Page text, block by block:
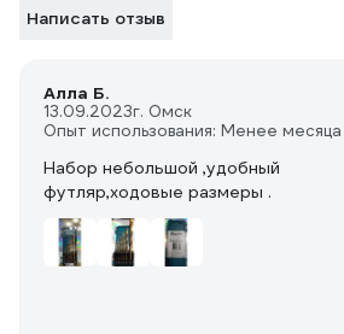
Написать отзыв
Алла Б.
13.09.2023г. Омск
Опыт использования: Менее месяца
Набор небольшой ,удобный
футляр,ходовые размеры .